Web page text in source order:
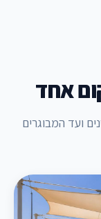
אחד
ועד המבוגרים